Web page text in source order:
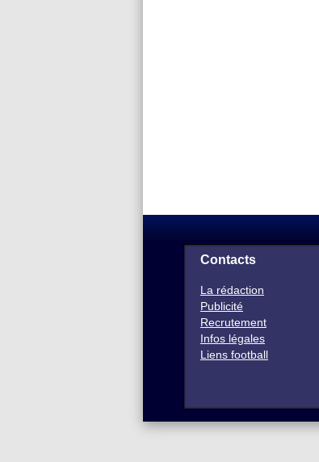
Contacts
La rédaction
Publicité
Recrutement
Infos légales
Liens football